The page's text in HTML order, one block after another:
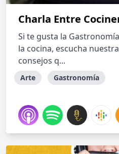
Charla Entre
Si te gusta la
la cocina, escucha
consejos q...
Arte Gastronomía